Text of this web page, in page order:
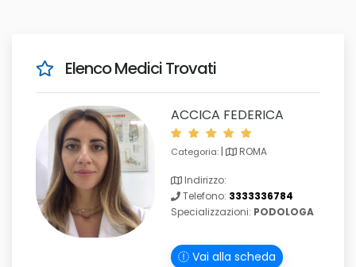
Elenco Medici Trovati
ACCICA FEDERICA
Categoria:| ROMA
Indirizzo:
Telefono: 3333336784
Specializzazioni: PODOLOGA
Vai alla scheda